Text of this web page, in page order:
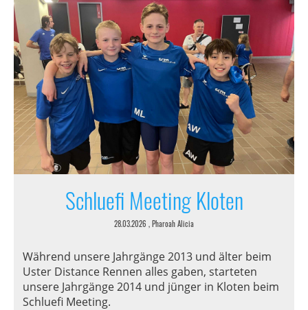
Schluefi Meeting Kloten
28.03.2026 , Pharoah Alicia
Während unsere Jahrgänge 2013 und älter beim
Uster Distance Rennen alles gaben, starteten
unsere Jahrgänge 2014 und jünger in Kloten beim
Schluefi Meeting.